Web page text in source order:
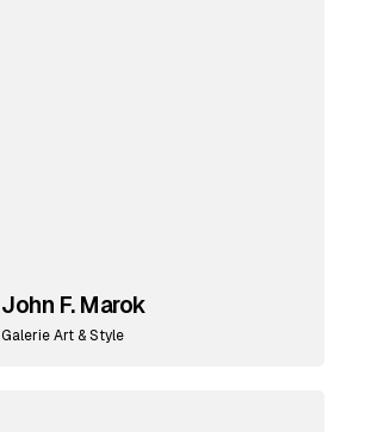
John F. Marok
Galerie Art & Style